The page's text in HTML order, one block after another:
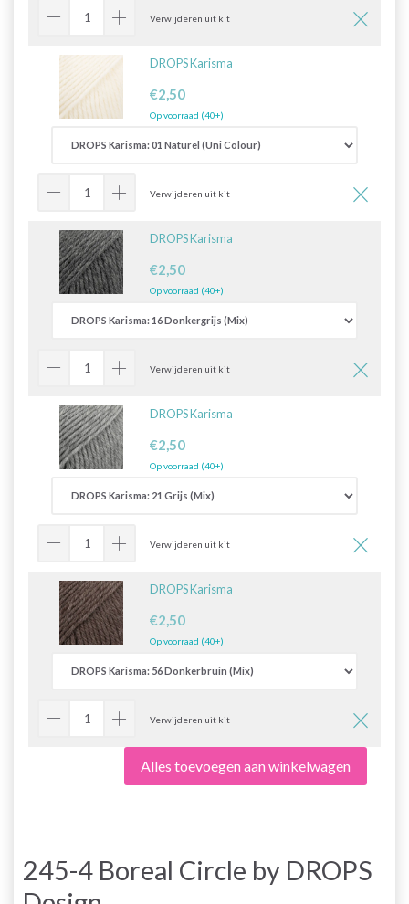
Verwijderen uit kit
DROPS Karisma
€2,50
Op voorraad (40+)
Verwijderen uit kit
DROPS Karisma
€2,50
Op voorraad (40+)
Verwijderen uit kit
DROPS Karisma
€2,50
Op voorraad (40+)
Verwijderen uit kit
DROPS Karisma
€2,50
Op voorraad (40+)
Verwijderen uit kit
Alles toevoegen aan winkelwagen
245-4 Boreal Circle by DROPS